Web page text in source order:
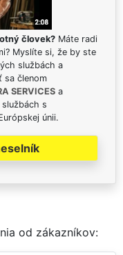
človek? Máte radi
Myslíte si, že by ste
službách a
sa členom
SERVICES a
s
únii.
od zákazníkov: